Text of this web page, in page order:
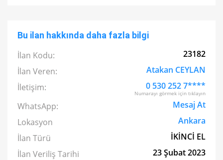
Bu ilan hakkında daha fazla bilgi
İlan Kodu:
23182
İlan Veren:
Atakan CEYLAN
İletişim:
0 530 252 7****
Numarayı görmek için tıklayın
WhatsApp:
Mesaj At
Lokasyon
Ankara
İlan Türü
İKİNCİ EL
İlan Veriliş Tarihi
23 Şubat 2023